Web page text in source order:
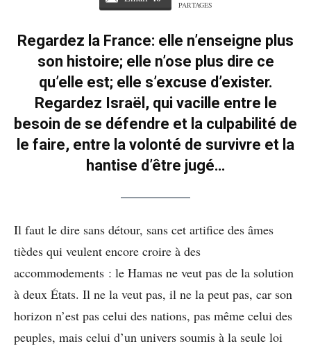
PARTAGES
Regardez la France: elle n’enseigne plus
son histoire; elle n’ose plus dire ce
qu’elle est; elle s’excuse d’exister.
Regardez Israël, qui vacille entre le
besoin de se défendre et la culpabilité de
le faire, entre la volonté de survivre et la
hantise d’être jugé…
Il faut le dire sans détour, sans cet artifice des âmes
tièdes qui veulent encore croire à des
accommodements : le Hamas ne veut pas de la solution
à deux États. Il ne la veut pas, il ne la peut pas, car son
horizon n’est pas celui des nations, pas même celui des
peuples, mais celui d’un univers soumis à la seule loi